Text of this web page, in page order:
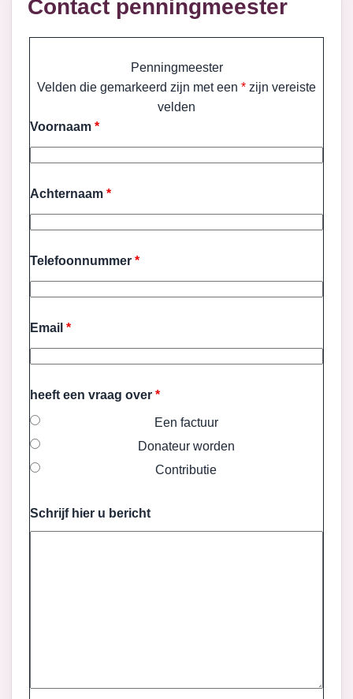
Contact penningmeester
Penningmeester
Velden die gemarkeerd zijn met een * zijn vereiste
velden
Voornaam *
Achternaam *
Telefoonnummer *
Email *
heeft een vraag over *
Een factuur
Donateur worden
Contributie
Schrijf hier u bericht